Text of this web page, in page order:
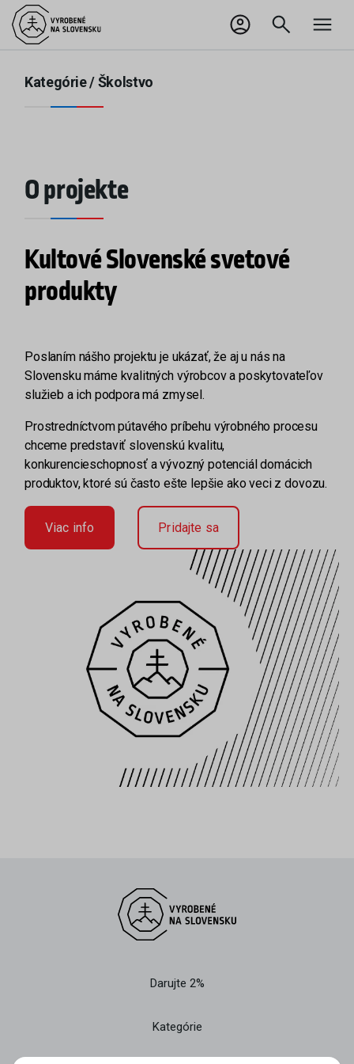
Odhlásiť sa
Kategórie /Školstvo
O projekte
Kultové Slovenské svetové
produkty
Poslaním nášho projektu je ukázať, že aj u nás na
Slovensku máme kvalitných výrobcov a poskytovateľov
služieb a ich podpora má zmysel.
Prostredníctvom pútavého príbehu výrobného procesu
chceme predstaviť slovenskú kvalitu,
konkurencieschopnosť a vývozný potenciál domácich
produktov, ktoré sú často ešte lepšie ako veci z dovozu.
Viac info Pridajte sa
Darujte 2%
Kategórie